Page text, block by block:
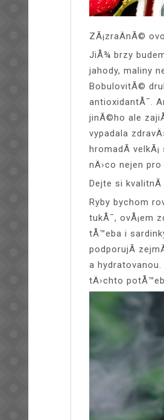
ZÃ¡zraÄnÃ©
JiÅ¾ brzy
jahody, maliny
BobulovitÃ©
antioxidantÅ¯.
jinÃ©ho ale
vypadala
hromadÃ­
nÄ›co nejen
Dejte si kvalitnÃ­
Ryby bychom
tukÅ¯, ovÅ¡em
tÅ™eba i
podporujÃ­
a
tÄ›chto